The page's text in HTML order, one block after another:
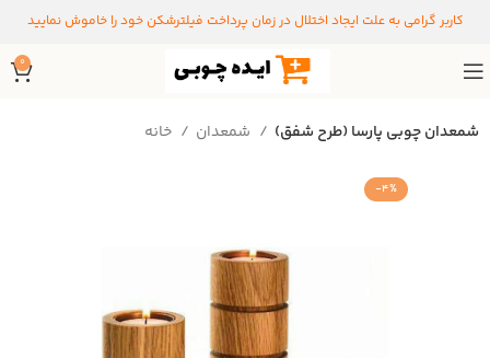
کاربر گرامی به علت ایجاد اختلال در زمان پرداخت فیلترشکن خود را خاموش نمایید
0
خانه شمعدان چوبی پارسا (طرح شفق)
-4%